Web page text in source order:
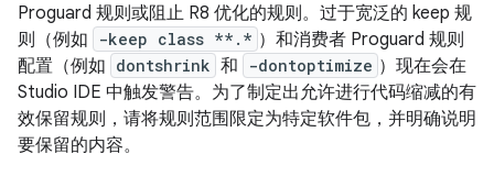
Proguard 规则或阻止 R8 优化的规则。过于宽泛的 keep 规
则（例如
-keep class **.* ）和消费者 Proguard 规则
配置（例如 dontshrink 和 -dontoptimize ）现在会在
Studio IDE 中触发警告。为了制定出允许进行代码缩减的有
效保留规则，请将规则范围限定为特定软件包，并明确说明
要保留的内容。